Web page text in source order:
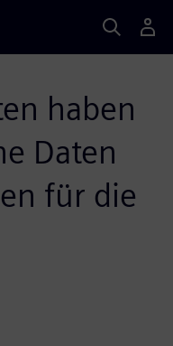
haben
Daten
für die